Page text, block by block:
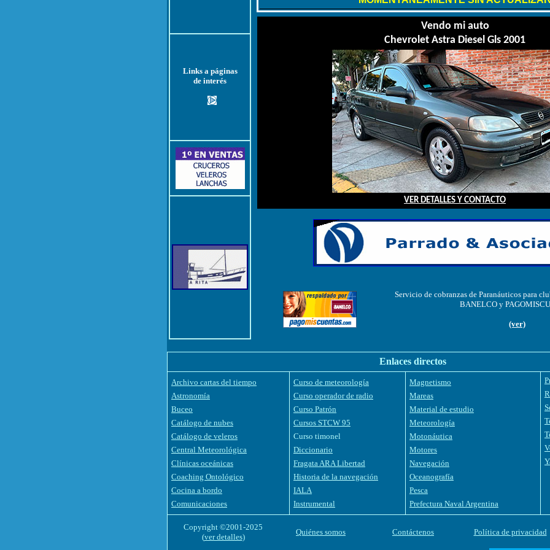
Links a páginas
de interés
Vendo mi auto
Chevrolet Astra Diesel Gls 2001
VER DETALLES Y CONTACTO
Servicio de cobranzas de Paranáuticos para
BANELCO y
(ver)
Enlaces directos
Archivo cartas del tiempo
Astronomía
Buceo
Catálogo de nubes
Catálogo de veleros
Central Meteorológica
Clínicas oceánicas
Coaching Ontológico
Cocina a bordo
Comunicaciones
Curso de meteorología
Curso operador de radio
Curso Patrón
Cursos STCW 95
Curso timonel
Diccionario
Fragata ARA Libertad
Historia de la navegación
IALA
Instrumental
Magnetismo
Mareas
Material de estudio
Meteorología
Motonáutica
Motores
Navegación
Oceanografía
Pesca
Prefectura Naval Argentina
Copyright ©2001-2025
(ver detalles)
Quiénes somos Contáctenos Política de privacidad